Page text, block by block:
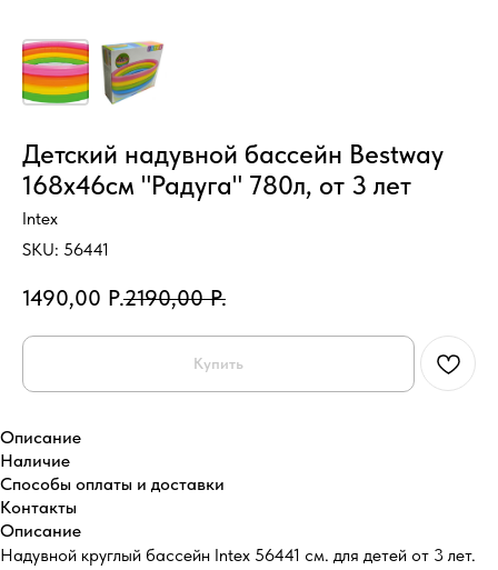
Детский надувной бассейн Bestway
168х46см "Радуга" 780л, от 3 лет
Intex
SKU: 56441
1490,00 Р.2190,00 Р.
Купить
Описание
Наличие
Способы оплаты и доставки
Контакты
Описание
Надувной круглый бассейн Intex 56441 см. для детей от 3 лет.